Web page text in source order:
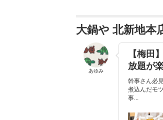
大鍋や 北新地本
あゆみ
【梅田
放題が
幹事さん必
煮込んだモ
事...